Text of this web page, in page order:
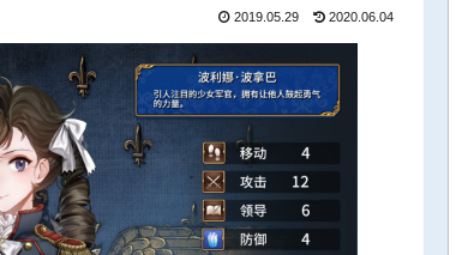
2019.05.29 2020.06.04